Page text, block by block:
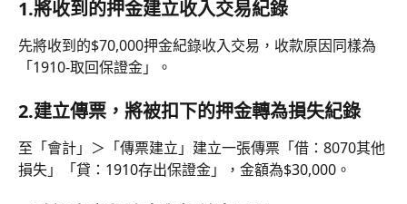
1.將收到的押金建立收入交易紀錄
先將收到的$70,000押金紀錄收入交易，收款原因同樣為
「1910-取回保證金」。
2.建立傳票，將被扣下的押金轉為損失紀錄
至「會計」＞「傳票建立」建立一張傳票「借：8070其他
損失」「貸：1910存出保證金」，金額為$30,000。